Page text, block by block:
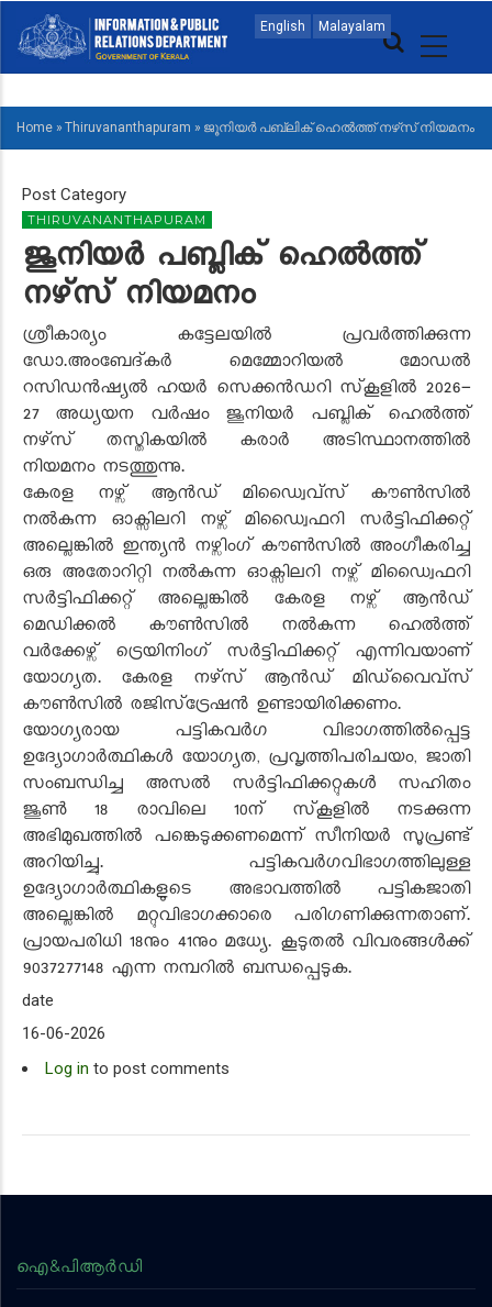
main
English Malayalam
MAIN
NAVIGATION
MALAYALAM
BREADCRUMB
Home » Thiruvananthapuram » ജൂനിയർ പബ്ലിക് ഹെൽത്ത് നഴ്‌സ് നിയമനം
Post Category
THIRUVANANTHAPURAM
ജൂനിയർ പബ്ലിക് ഹെൽത്ത്
നഴ്‌സ് നിയമനം
ശ്രീകാര്യം കട്ടേലയിൽ പ്രവർത്തിക്കുന്ന
ഡോ.അംബേദ്കർ മെമ്മോറിയൽ മോഡൽ
റസിഡൻഷ്യൽ ഹയർ സെക്കൻഡറി സ്‌കൂളിൽ 2026-
27 അധ്യയന വർഷം ജൂനിയർ പബ്ലിക് ഹെൽത്ത്
നഴ്‌സ് തസ്തികയിൽ കരാർ അടിസ്ഥാനത്തിൽ
നിയമനം നടത്തുന്നു.
കേരള നഴ്സ് ആൻഡ് മിഡ്വൈവ്സ് കൗൺസിൽ
നൽകുന്ന ഓക്സിലറി നഴ്സ് മിഡ്വൈഫറി സർട്ടിഫിക്കറ്റ്
അല്ലെങ്കിൽ ഇന്ത്യൻ നഴ്സിംഗ് കൗൺസിൽ അംഗീകരിച്ച
ഒരു അതോറിറ്റി നൽകുന്ന ഓക്സിലറി നഴ്സ് മിഡ്വൈഫറി
സർട്ടിഫിക്കറ്റ് അല്ലെങ്കിൽ കേരള നഴ്സ് ആൻഡ്
മെഡിക്കൽ കൗൺസിൽ നൽകുന്ന ഹെൽത്ത്
വർക്കേഴ്സ് ട്രെയിനിംഗ് സർട്ടിഫിക്കറ്റ് എന്നിവയാണ്
യോഗ്യത. കേരള നഴ്‌സ് ആൻഡ് മിഡ്‌വൈവ്‌സ്
കൗൺസിൽ രജിസ്‌ട്രേഷൻ ഉണ്ടായിരിക്കണം.
യോഗ്യരായ പട്ടികവർഗ വിഭാഗത്തിൽപ്പെട്ട
ഉദ്യോഗാർത്ഥികൾ യോഗ്യത, പ്രവൃത്തിപരിചയം, ജാതി
സംബന്ധിച്ച അസൽ സർട്ടിഫിക്കറ്റുകൾ സഹിതം
ജൂൺ 18 രാവിലെ 10ന് സ്‌കൂളിൽ നടക്കുന്ന
അഭിമുഖത്തിൽ പങ്കെടുക്കണമെന്ന് സീനിയർ സൂപ്രണ്ട്
അറിയിച്ചു. പട്ടികവർഗവിഭാഗത്തിലുള്ള
ഉദ്യോഗാർത്ഥികളുടെ അഭാവത്തിൽ പട്ടികജാതി
അല്ലെങ്കിൽ മറ്റുവിഭാഗക്കാരെ പരിഗണിക്കുന്നതാണ്.
പ്രായപരിധി 18നും 41നും മധ്യേ. കൂടുതൽ വിവരങ്ങൾക്ക്
9037277148 എന്ന നമ്പറിൽ ബന്ധപ്പെടുക.
date
16-06-2026
Log in to post comments
ഐ&പിആര്‍ഡി